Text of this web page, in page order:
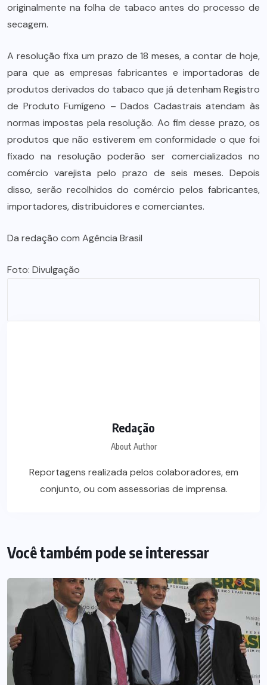
originalmente na folha de tabaco antes do processo de
secagem.
A resolução fixa um prazo de 18 meses, a contar de hoje,
para que as empresas fabricantes e importadoras de
produtos derivados do tabaco que já detenham Registro
de Produto Fumígeno – Dados Cadastrais atendam às
normas impostas pela resolução. Ao fim desse prazo, os
produtos que não estiverem em conformidade o que foi
fixado na resolução poderão ser comercializados no
comércio varejista pelo prazo de seis meses. Depois
disso, serão recolhidos do comércio pelos fabricantes,
importadores, distribuidores e comerciantes.
Da redação com Agência Brasil
Foto: Divulgação
Redação
About Author
Reportagens realizada pelos colaboradores, em
conjunto, ou com assessorias de imprensa.
Você também pode se interessar